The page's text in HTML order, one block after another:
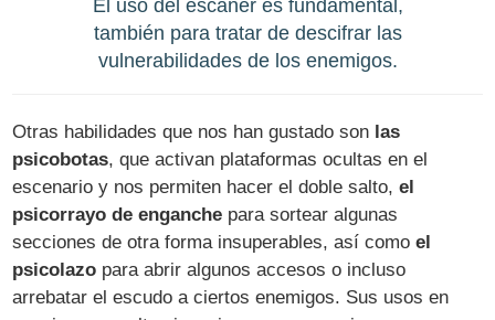
El uso del escáner es fundamental,
también para tratar de descifrar las
vulnerabilidades de los enemigos.
Otras habilidades que nos han gustado son las
psicobotas, que activan plataformas ocultas en el
escenario y nos permiten hacer el doble salto,el
psicorrayo de enganche para sortear algunas
secciones de otra forma insuperables, así comoel
psicolazo para abrir algunos accesos o incluso
arrebatar el escudo a ciertos enemigos. Sus usos en